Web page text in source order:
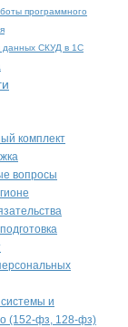
программного
данных СКУД в 1С
комплект
вопросы
и
(152-фз, 128-фз)